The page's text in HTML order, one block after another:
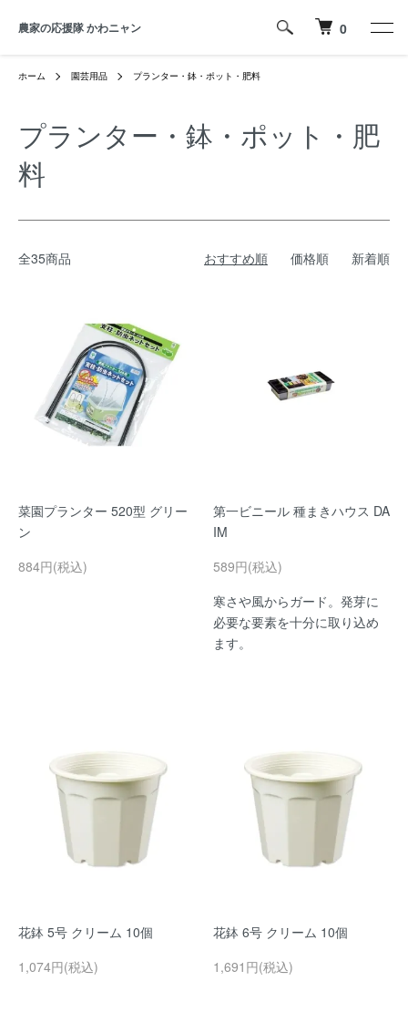
農家の応援隊 かわニャン 0
ホーム 園芸用品 プランター・鉢・ポット・肥料
プランター・鉢・ポット・肥
料
全35商品 おすすめ順 価格順 新着順
菜園プランター 520型 グリー
ン
884円(税込)
第一ビニール 種まきハウス DA
IM
589円(税込)
寒さや風からガード。発芽に
必要な要素を十分に取り込め
ます。
花鉢 5号 クリーム 10個
1,074円(税込)
花鉢 6号 クリーム 10個
1,691円(税込)